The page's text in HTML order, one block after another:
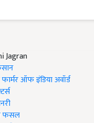
Jagran
ऑफ इंडिया अवॉर्ड
फसल